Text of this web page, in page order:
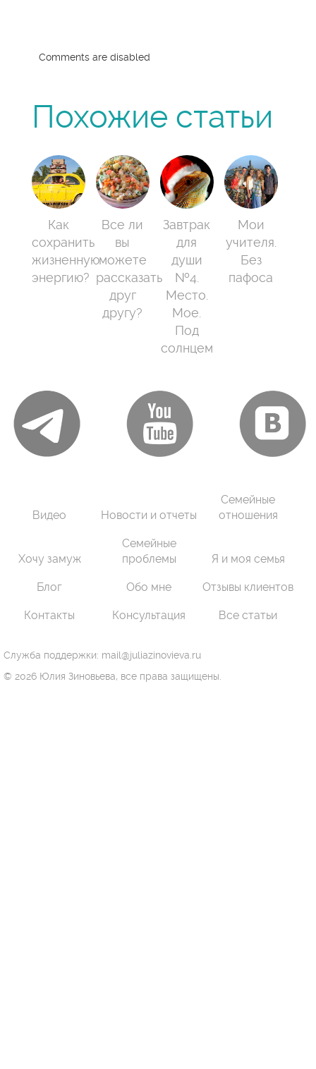
Comments are disabled
Похожие статьи
Как
сохранить
жизненную
энергию?
Все ли
вы
можете
рассказать
друг
другу?
Завтрак
для
души
№4.
Место.
Мое.
Под
солнцем
Мои
учителя.
Без
пафоса
Видео Новости и отчеты
Семейные
отношения
Хочу замуж
Семейные
проблемы
Я и моя семья
Блог Обо мне Отзывы клиентов
Контакты Консультация Все статьи
Служба поддержки: mail@juliazinovieva.ru
© 2026 Юлия Зиновьева, все права защищены.